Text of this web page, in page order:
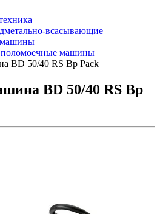
всасывающие
машины
машины
BD 50/40 RS Bp Pack
BD 50/40 RS Bp